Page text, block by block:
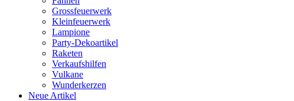
Grossfeuerwerk
Kleinfeuerwerk
Lampione
Party-Dekoartikel
Raketen
Verkaufshilfen
Vulkane
Wunderkerzen
Neue Artikel